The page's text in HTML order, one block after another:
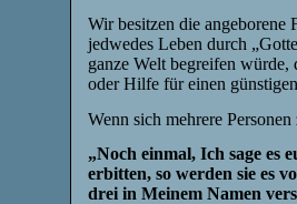
Wir besitzen die angeborene
jedwedes Leben durch
ganze Welt begreifen würde,
oder Hilfe für einen
Wenn sich mehrere
„Noch einmal, Ich sage es
erbitten, so werden sie es
drei in Meinem Namen